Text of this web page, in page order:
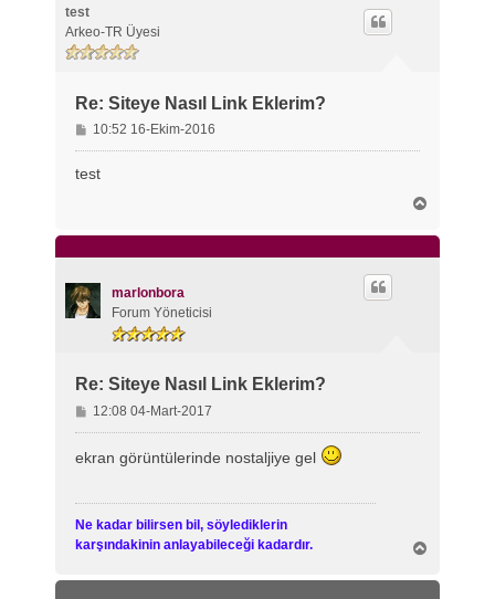
test
Arkeo-TR Üyesi
Re: Siteye Nasıl Link Eklerim?
M
e
s
10:52 16-Ekim-2016
test
ş
a
marlonbora
Forum Yöneticisi
Re: Siteye Nasıl Link Eklerim?
M
e
12:08 04-Mart-2017
ekran görüntülerinde nostaljiye gel
Ne kadar bilirsen bil, söylediklerin
karşındakinin anlayabileceği kadardır.
ş